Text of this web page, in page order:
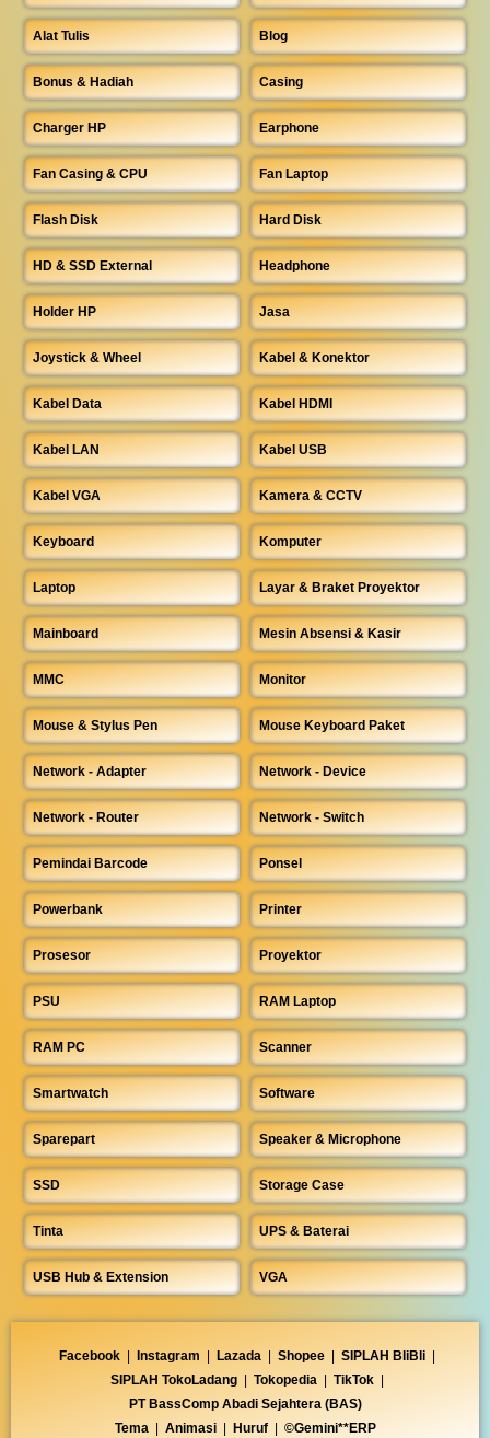
Alat Tulis Blog
Bonus & Hadiah Casing
Charger HP Earphone
Fan Casing & CPU Fan Laptop
Flash Disk Hard Disk
HD & SSD External Headphone
Holder HP Jasa
Joystick & Wheel Kabel & Konektor
Kabel Data Kabel HDMI
Kabel LAN Kabel USB
Kabel VGA Kamera & CCTV
Keyboard Komputer
Laptop Layar & Braket Proyektor
Mainboard Mesin Absensi & Kasir
MMC Monitor
Mouse & Stylus Pen Mouse Keyboard Paket
Network - Adapter Network - Device
Network - Router Network - Switch
Pemindai Barcode Ponsel
Powerbank Printer
Prosesor Proyektor
PSU RAM Laptop
RAM PC Scanner
Smartwatch Software
Sparepart Speaker & Microphone
SSD Storage Case
Tinta UPS & Baterai
USB Hub & Extension VGA
Facebook Instagram Lazada Shopee SIPLAH BliBli
SIPLAH TokoLadang
Tokopedia TikTok
PT BassComp Abadi Sejahtera (BAS)
Tema
Animasi Huruf ©Gemini**ERP